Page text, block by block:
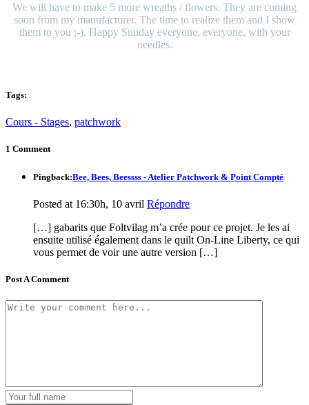
We will have to make 5 more wreaths / flowers. They are coming
soon from my manufacturer. The time to realize them and I show
them to you ;-). Happy Sunday everyone, everyone, with your
needles.
Tags:
Cours - Stages, patchwork
1 Comment
Pingback:Bee, Bees, Beessss - Atelier Patchwork & Point Compté
Posted at 16:30h, 10 avril Répondre
[…] gabarits que Foltvilag m’a crée pour ce projet. Je les ai
ensuite utilisé également dans le quilt On-Line Liberty, ce qui
vous permet de voir une autre version […]
Post A Comment